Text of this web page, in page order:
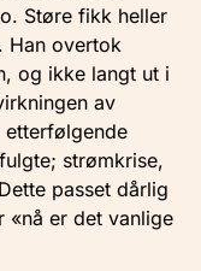
Støre fikk heller
Han overtok
og ikke langt ut i
av
strømkrise,
passet dårlig
«nå er det vanlige